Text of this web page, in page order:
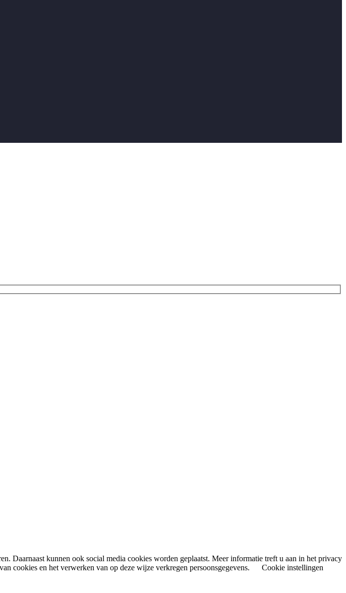
Daarnaast kunnen ook social media cookies worden geplaatst. Meer informatie treft u aan in het privacy
cookies en het verwerken van op deze wijze verkregen persoonsgegevens.
Cookie instellingen